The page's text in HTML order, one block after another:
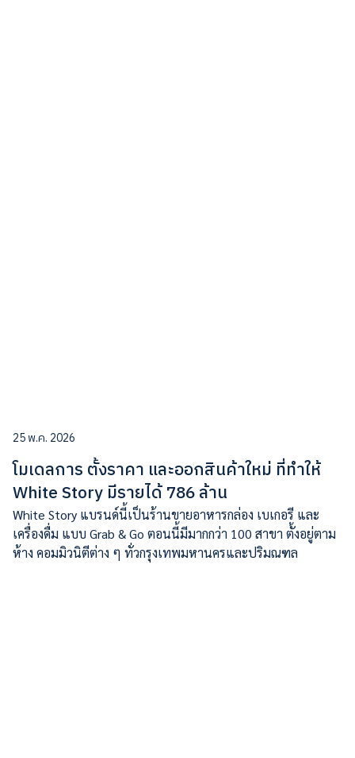
25 พ.ค. 2026
โมเดลการ ตั้งราคา และออกสินค้าใหม่ ที่ทำให้
White Story มีรายได้ 786 ล้าน
White Story แบรนด์นี้เป็นร้านขายอาหารกล่อง เบเกอรี และ
เครื่องดื่ม แบบ Grab & Go ตอนนี้มีมากกว่า 100 สาขา ตั้งอยู่ตาม
ห้าง คอมมิวนิตีต่าง ๆ ทั่วกรุงเทพมหานครและปริมณฑล